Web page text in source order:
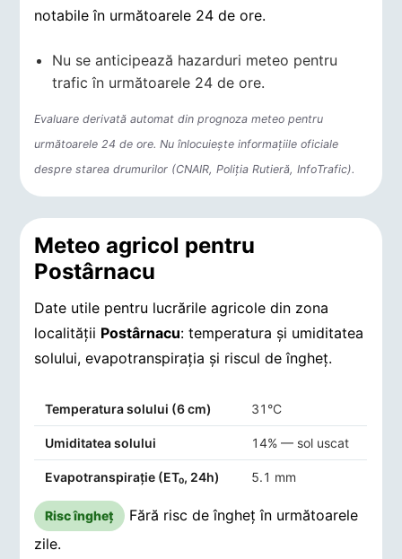
notabile în următoarele 24 de ore.
Nu se anticipează hazarduri meteo pentru
trafic în următoarele 24 de ore.
Evaluare derivată automat din prognoza meteo pentru
următoarele 24 de ore. Nu înlocuiește informațiile oficiale
despre starea drumurilor (CNAIR, Poliția Rutieră, InfoTrafic).
Meteo agricol pentru
Postârnacu
Date utile pentru lucrările agricole din zona
localității Postârnacu: temperatura și umiditatea
solului, evapotranspirația și riscul de îngheț.
Indicatori agro-meteorologici pentru Postârnacu
Temperatura solului (6 cm) 31°C
Umiditatea solului 14% — sol uscat
Evapotranspirație (ET₀, 24h) 5.1 mm
Risc îngheț
Fără risc de îngheț în următoarele
zile.